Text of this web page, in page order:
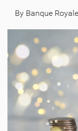
By Banque